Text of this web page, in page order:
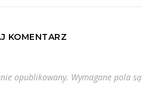
KOMENTARZ
opublikowany. Wymagane pola są